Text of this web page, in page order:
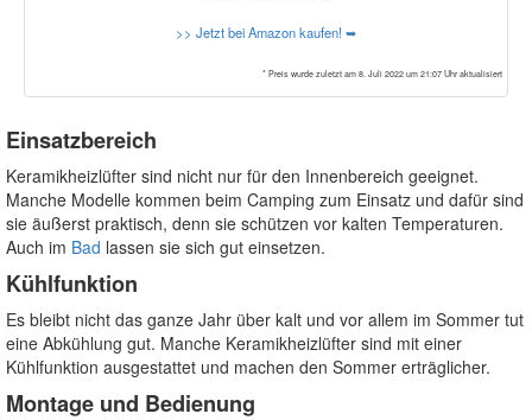
>> Jetzt bei Amazon kaufen! ➥
* Preis wurde zuletzt am 8. Juli 2022 um 21:07 Uhr aktualisiert
Einsatzbereich
Keramikheizlüfter sind nicht nur für den Innenbereich geeignet.
Manche Modelle kommen beim Camping zum Einsatz und dafür sind
sie äußerst praktisch, denn sie schützen vor kalten Temperaturen.
Auch im Bad lassen sie sich gut einsetzen.
Kühlfunktion
Es bleibt nicht das ganze Jahr über kalt und vor allem im Sommer tut
eine Abkühlung gut. Manche Keramikheizlüfter sind mit einer
Kühlfunktion ausgestattet und machen den Sommer erträglicher.
Montage und Bedienung